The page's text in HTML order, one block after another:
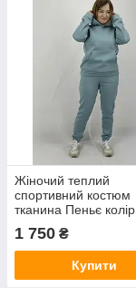
Жіночий теплий
спортивний костюм
тканина Пеньє колір
1 750 ₴
Купити